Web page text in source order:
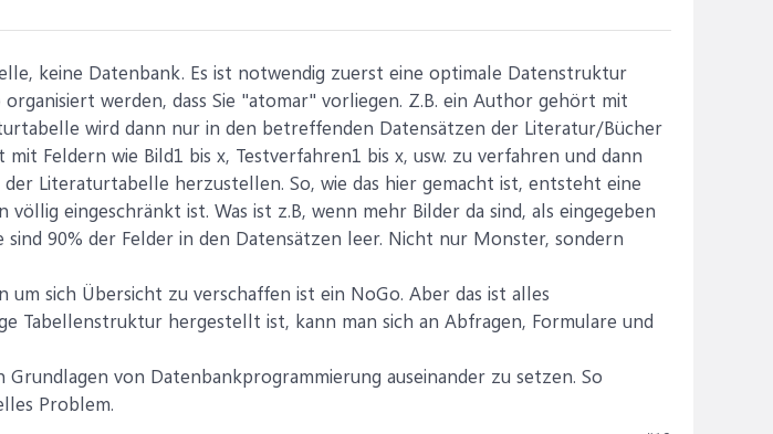
keine Datenbank. Es ist notwendig zuerst eine optimale Datenstruktur
werden, dass Sie "atomar" vorliegen. Z.B. ein Author gehört mit
wird dann nur in den betreffenden Datensätzen der Literatur/Bücher
Feldern wie Bild1 bis x, Testverfahren1 bis x, usw. zu verfahren und dann
Literaturtabelle herzustellen. So, wie das hier gemacht ist, entsteht eine
eingeschränkt ist. Was ist z.B, wenn mehr Bilder da sind, als eingegeben
90% der Felder in den Datensätzen leer. Nicht nur Monster, sondern
sich Übersicht zu verschaffen ist ein NoGo. Aber das ist alles
Tabellenstruktur hergestellt ist, kann man sich an Abfragen, Formulare und
von Datenbankprogrammierung auseinander zu setzen. So
Problem.